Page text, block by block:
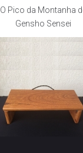
O Pico da Montanha
Gensho Sensei